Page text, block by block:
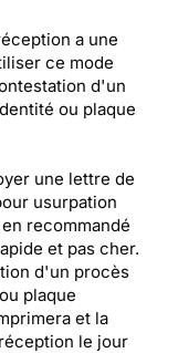
a une
ce mode
d'un
ou plaque
une lettre de
usurpation
recommandé
et pas cher.
d'un procès
plaque
et la
le jour